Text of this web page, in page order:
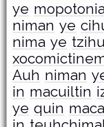
ye
niman ye
nima ye
Auh niman
in macuiltin
ye quin maca